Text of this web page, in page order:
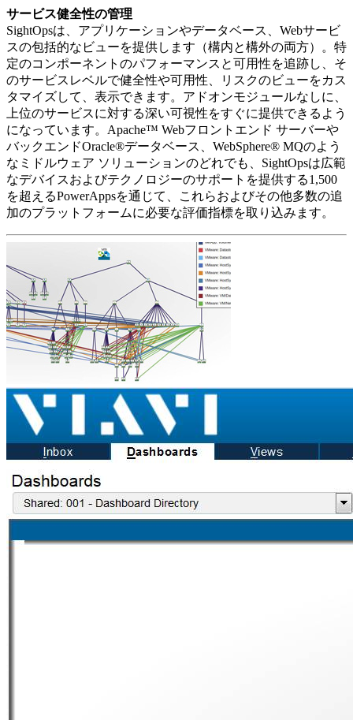
サービス健全性の管理
SightOpsは、アプリケーションやデータベース、Webサービ
スの包括的なビューを提供します（構内と構外の両方）。特
定のコンポーネントのパフォーマンスと可用性を追跡し、そ
のサービスレベルで健全性や可用性、リスクのビューをカス
タマイズして、表示できます。アドオンモジュールなしに、
上位のサービスに対する深い可視性をすぐに提供できるよう
になっています。Apache™ Webフロントエンド サーバーや
バックエンドOracle®データベース、WebSphere® MQのよう
なミドルウェア ソリューションのどれでも、SightOpsは広範
なデバイスおよびテクノロジーのサポートを提供する1,500
を超えるPowerAppsを通じて、これらおよびその他多数の追
加のプラットフォームに必要な評価指標を取り込みます。